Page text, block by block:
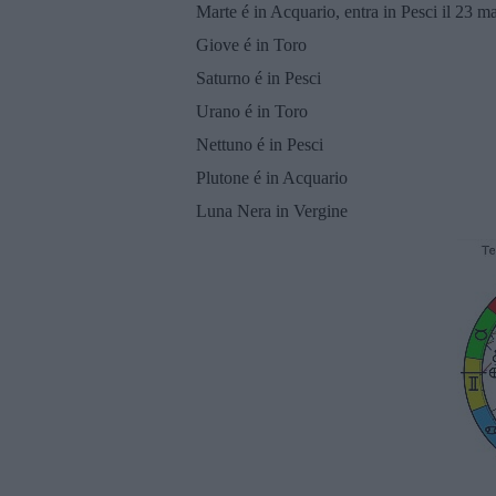
Marte é in Acquario, entra in Pesci il 23
Giove é in Toro
Saturno é in Pesci
Urano é in Toro
Nettuno é in Pesci
Plutone é in Acquario
Luna Nera in Vergine